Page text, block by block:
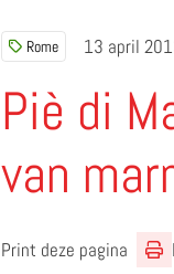
Rome 13 april
Piè di
van
Print deze pagina